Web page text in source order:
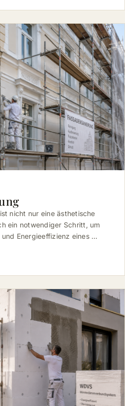
nicht nur eine ästhetische
ein notwendiger Schritt, um
Energieeffizienz eines …